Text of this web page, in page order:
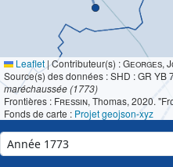
Leaflet |Contributeur(s) :Georges,
Source(s) des données : SHD : GR YB
maréchaussée (1773)
Frontières : Fressin, Thomas, 2020.
Fonds de carte : Projet geojson-xyz